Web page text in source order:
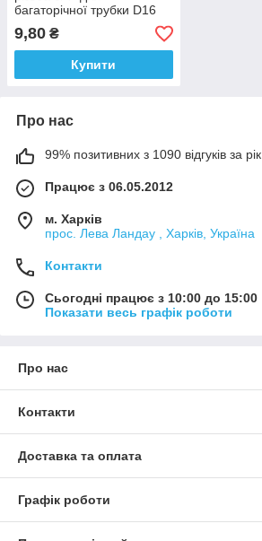
багаторічної трубки D16
9,80 ₴
Купити
Про нас
99% позитивних з 1090 відгуків за рік
Працює з 06.05.2012
м. Харків
прос. Лева Ландау , Харків, Україна
Контакти
Сьогодні працює з 10:00 до 15:00
Показати весь графік роботи
Про нас
Контакти
Доставка та оплата
Графік роботи